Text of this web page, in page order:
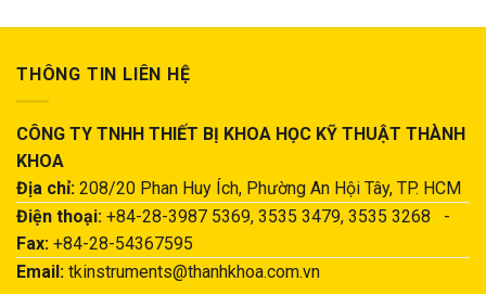
THÔNG TIN LIÊN HỆ
CÔNG TY TNHH THIẾT BỊ KHOA HỌC KỸ THUẬT THÀNH
KHOA
Địa chỉ: 208/20 Phan Huy Ích, Phường An Hội Tây, TP. HCM
Điện thoại: +84-28-3987 5369, 3535 3479, 3535 3268 -
Fax: +84-28-54367595
Email: tkinstruments@thanhkhoa.com.vn